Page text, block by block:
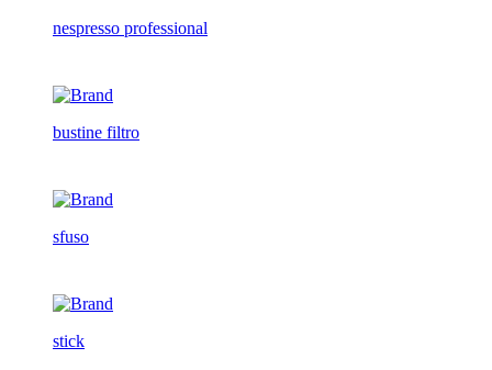
nespresso professional
bustine filtro
sfuso
stick